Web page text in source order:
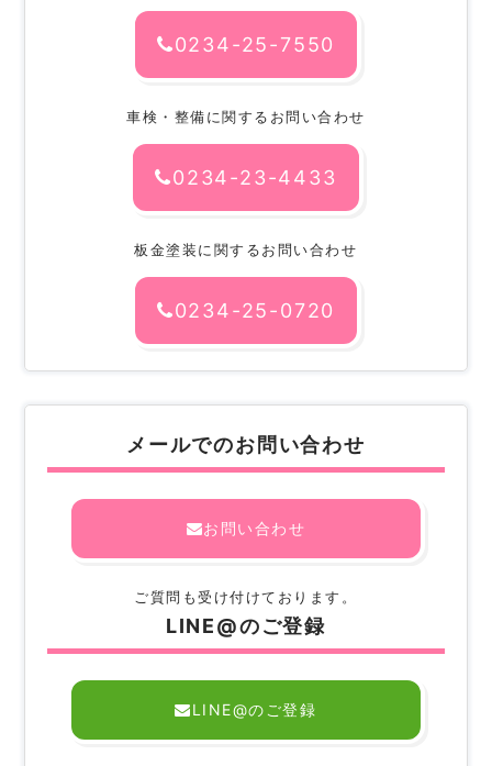
0234-25-7550
車検・整備に関するお問い合わせ
0234-23-4433
板金塗装に関するお問い合わせ
0234-25-0720
メールでのお問い合わせ
お問い合わせ
ご質問も受け付けております。
LINE@のご登録
LINE@のご登録